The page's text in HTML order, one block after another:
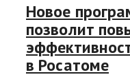
Новое
позволит
в Росатоме